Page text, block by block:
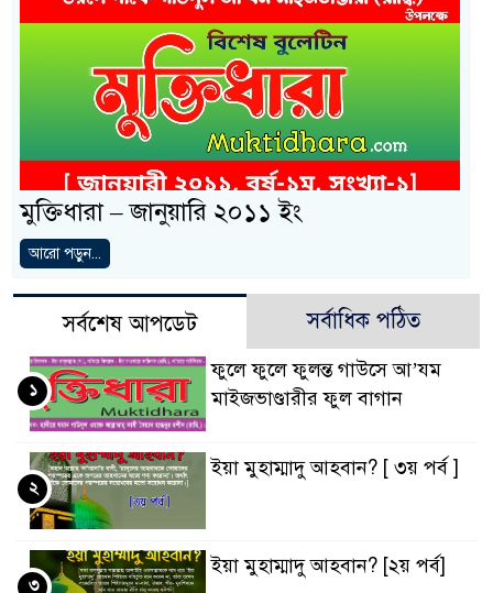
মুক্তিধারা – জানুয়ারি ২০১১ ইং
আরো পড়ুন...
সর্বশেষ আপডেট সর্বাধিক পঠিত
ফুলে ফুলে ফুলন্ত গাউসে আ’যম
মাইজভাণ্ডারীর ফুল বাগান
১
ইয়া মুহাম্মাদু আহবান? [ ৩য় পর্ব ]
২
ইয়া মুহাম্মাদু আহবান? [২য় পর্ব]
৩